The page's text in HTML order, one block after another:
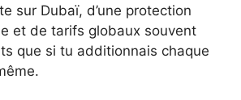
sur Dubaï, d’une protection
et de tarifs globaux souvent
que si tu additionnais chaque